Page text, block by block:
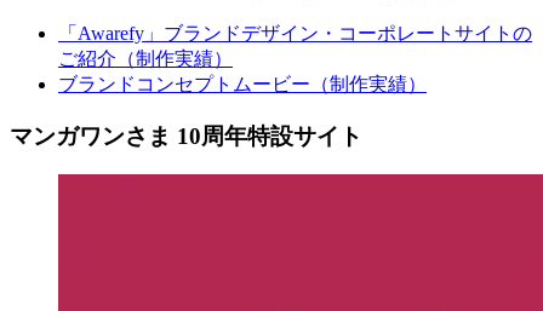
「Awarefy」ブランドデザイン・コーポレートサイトの
ご紹介（制作実績）
ブランドコンセプトムービー（制作実績）
マンガワンさま 10周年特設サイト